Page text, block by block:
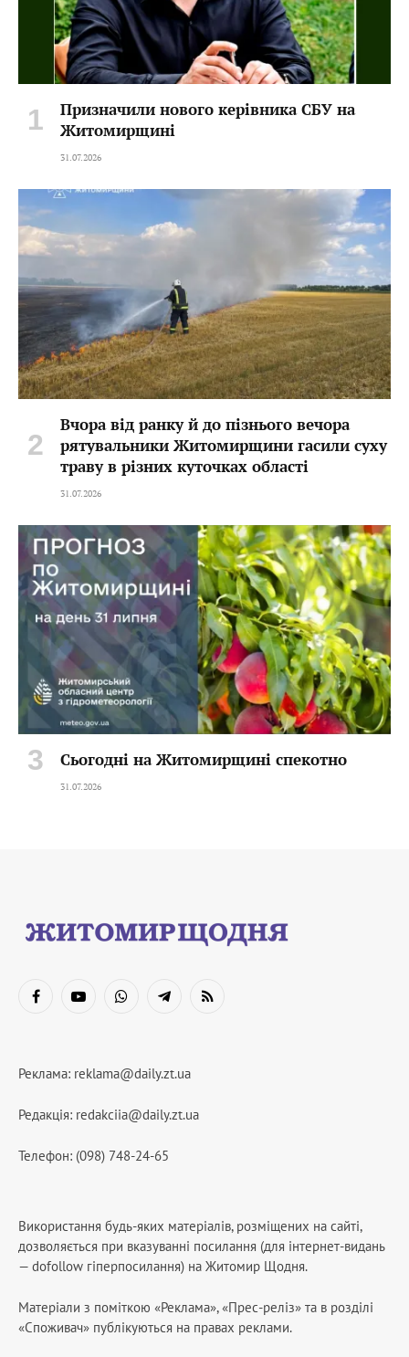
Призначили нового керівника СБУ на
Житомирщині
31.07.2026
Вчора від ранку й до пізнього вечора
рятувальники Житомирщини гасили суху
траву в різних куточках області
31.07.2026
Сьогодні на Житомирщині спекотно
31.07.2026
FacebookYouTubeWhatsAppTelegramRSS
Реклама: reklama@daily.zt.ua
Редакція: redakciia@daily.zt.ua
Телефон: (098) 748-24-65
Використання будь-яких матеріалів, розміщених на сайті,
дозволяється при вказуванні посилання (для інтернет-видань
— dofollow гіперпосилання) на Житомир Щодня.
Матеріали з поміткою «Реклама», «Прес-реліз» та в розділі
«Споживач» публікуються на правах реклами.